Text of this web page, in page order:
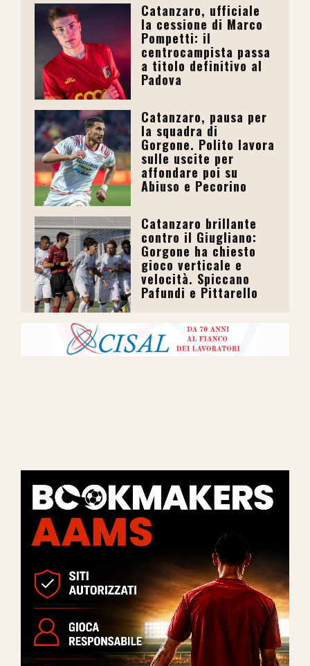
Catanzaro, ufficiale
la cessione di Marco
Pompetti: il
centrocampista passa
a titolo definitivo al
Padova
Catanzaro, pausa per
la squadra di
Gorgone. Polito lavora
sulle uscite per
affondare poi su
Abiuso e Pecorino
Catanzaro brillante
contro il Giugliano:
Gorgone ha chiesto
gioco verticale e
velocità. Spiccano
Pafundi e Pittarello